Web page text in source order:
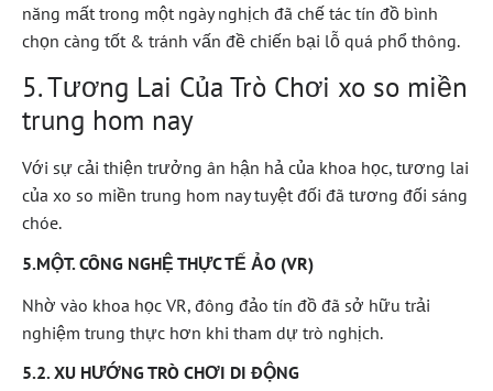
năng mất trong một ngày nghịch đã chế tác tín đồ bình
chọn càng tốt & tránh vấn đề chiến bại lỗ quá phổ thông.
5. Tương Lai Của Trò Chơi xo so miền
trung hom nay
Với sự cải thiện trưởng ân hận hả của khoa học, tương lai
của xo so miền trung hom nay tuyệt đối đã tương đối sáng
chóe.
5.MỘT. CÔNG NGHỆ THỰC TẾ ẢO (VR)
Nhờ vào khoa học VR, đông đảo tín đồ đã sở hữu trải
nghiệm trung thực hơn khi tham dự trò nghịch.
5.2. XU HƯỚNG TRÒ CHƠI DI ĐỘNG